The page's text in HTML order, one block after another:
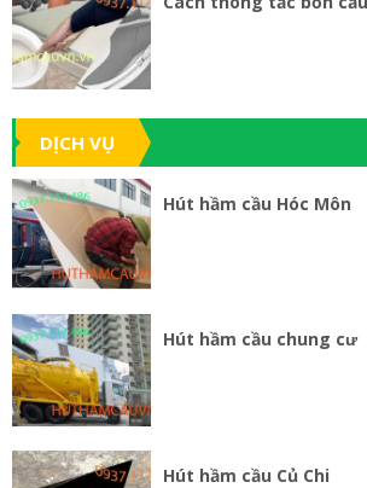
DỊCH VỤ
Hút hầm cầu Hóc Môn
Hút hầm cầu chung cư
Hút hầm cầu Củ Chi